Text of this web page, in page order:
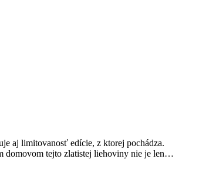
aj limitovanosť edície, z ktorej pochádza.
domovom tejto zlatistej liehoviny nie je len…